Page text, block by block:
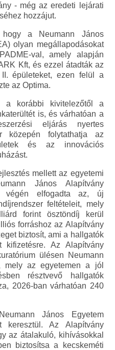
- még az eredeti lejárati
hozzájut.
a Neumann János
olyan megállapodásokat
val, amely alapján
Kft, és ezzel átadták az
épületeket, ezen felül a
az Optima.
a korábbi kivitelezőtől a
is, és várhatóan a
eljárás nyertes
közepén folytathatja az
és az innovációs
mellett az egyetemi
János Alapítvány
végén elfogadta az, új
feltételeit, mely
forint ösztöndíj kerül
forráshoz az Alapítvány
biztosít, ami a hallgatók
kifizetésre. Az Alapítvány
ülésen Neumann
mely az egyetemen a jól
résztvevő hallgatók
2026-ban várhatóan 240
János Egyetem
keresztül. Az Alapítvány
az átalakuló, kihívásokkal
biztosítsa a kecskeméti